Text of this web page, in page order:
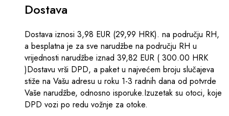
Dostava
Dostava iznosi 3,98 EUR (29,99 HRK). na području RH,
a besplatna je za sve narudžbe na području RH u
vrijednosti narudžbe iznad 39,82 EUR ( 300.00 HRK
)Dostavu vrši DPD, a paket u najvećem broju slučajeva
stiže na Vašu adresu u roku 1-3 radnih dana od potvrde
Vaše narudžbe, odnosno isporuke.Izuzetak su otoci, koje
DPD vozi po redu vožnje za otoke.